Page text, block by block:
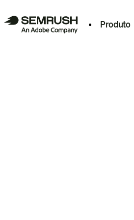
Produto